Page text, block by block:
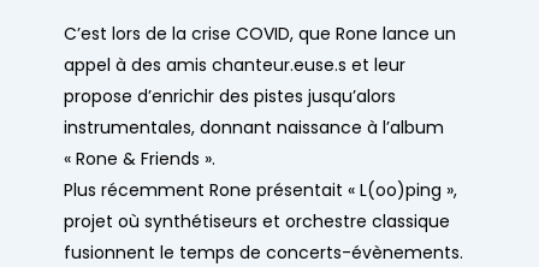
C’est lors de la crise COVID, que Rone lance un
appel à des amis chanteur.euse.s et leur
propose d’enrichir des pistes jusqu’alors
instrumentales, donnant naissance à l’album
« Rone & Friends ».
Plus récemment Rone présentait « L(oo)ping »,
projet où synthétiseurs et orchestre classique
fusionnent le temps de concerts-évènements.